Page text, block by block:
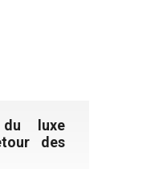
luxe
des